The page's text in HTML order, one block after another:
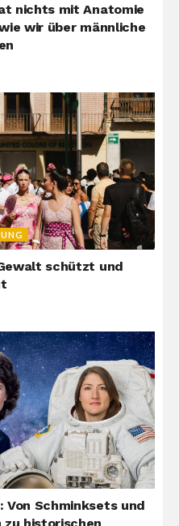
nichts mit Anatomie
wir über männliche
schützt und
Von Schminksets und
zu historischen